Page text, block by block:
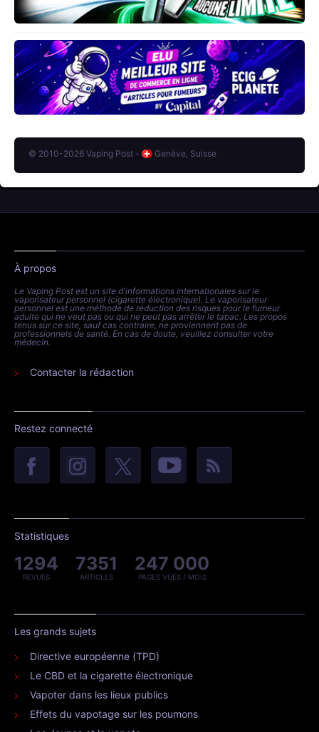
© 2010-2026 Vaping Post - Genève, Suisse
À propos
Le Vaping Post est un site d'informations internationales sur le
vaporisateur personnel (cigarette électronique). Le vaporisateur
personnel est une méthode de réduction des risques pour le fumeur
adulte qui ne veut pas ou qui ne peut pas arrêter le tabac. Les propos
tenus sur ce site, sauf cas contraire, ne proviennent pas de
professionnels de santé. En cas de doute, veuillez consulter votre
médecin.
Contacter la rédaction
Restez connecté
Statistiques
1294
REVUES
7351
ARTICLES
247 000
PAGES VUES / MOIS
Les grands sujets
Directive européenne (TPD)
Le CBD et la cigarette électronique
Vapoter dans les lieux publics
Effets du vapotage sur les poumons